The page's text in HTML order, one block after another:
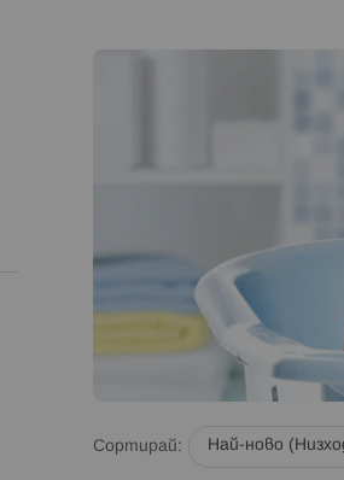
Сортирай